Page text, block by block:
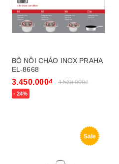
BỘ NỒI CHẢO INOX PRAHA
EL-8668
3.450.000₫ 4.560.000₫
- 24%
Sale